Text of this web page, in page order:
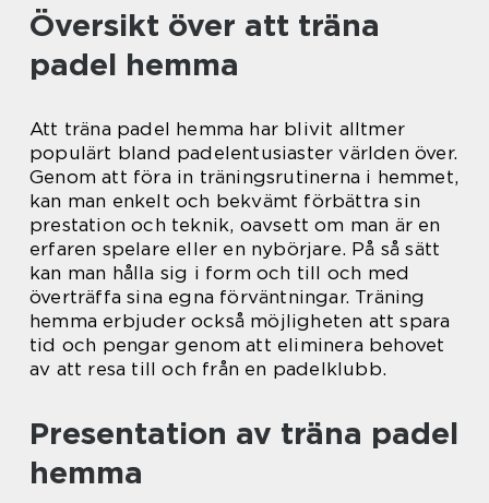
Översikt över att träna
padel hemma
Att träna padel hemma har blivit alltmer
populärt bland padelentusiaster världen över.
Genom att föra in träningsrutinerna i hemmet,
kan man enkelt och bekvämt förbättra sin
prestation och teknik, oavsett om man är en
erfaren spelare eller en nybörjare. På så sätt
kan man hålla sig i form och till och med
överträffa sina egna förväntningar. Träning
hemma erbjuder också möjligheten att spara
tid och pengar genom att eliminera behovet
av att resa till och från en padelklubb.
Presentation av träna padel
hemma